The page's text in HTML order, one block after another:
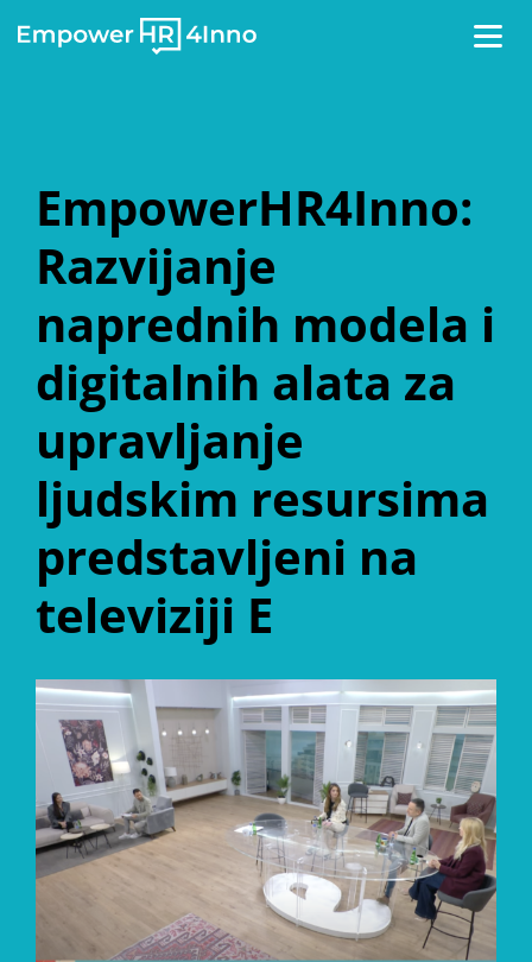
EmpowerHR4Inno:
Razvijanje
naprednih modela i
digitalnih alata za
upravljanje
ljudskim resursima
predstavljeni na
televiziji E